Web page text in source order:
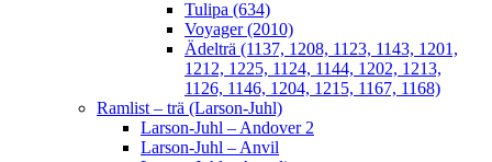
Tulipa (634)
Voyager (2010)
Ädelträ (1137, 1208, 1123, 1143, 1201,
1212, 1225, 1124, 1144, 1202, 1213,
1126, 1146, 1204, 1215, 1167, 1168)
Ramlist – trä (Larson-Juhl)
Larson-Juhl – Andover 2
Larson-Juhl – Anvil